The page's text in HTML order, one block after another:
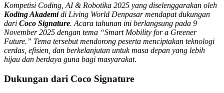
Kompetisi Coding, AI & Robotika 2025 yang diselenggarakan oleh
Koding Akademidi Living World Denpasar mendapat dukungan
dari Coco Signature. Acara tahunan ini berlangsung pada 9
November 2025 dengan tema “Smart Mobility for a Greener
Future.” Tema tersebut mendorong peserta menciptakan teknologi
cerdas, efisien, dan berkelanjutan untuk masa depan yang lebih
hijau dan berdaya guna bagi masyarakat.
Dukungan dari Coco Signature